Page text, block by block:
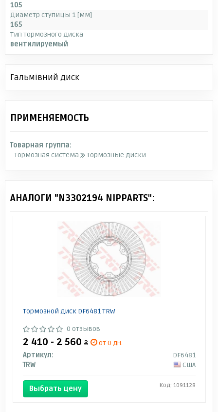
105
Диаметр ступицы 1 [мм]
165
Тип тормозного диска
вентилируемый
Гальмівний диск
ПРИМЕНЯЕМОСТЬ
Товарная группа:
- Тормозная система
Тормозные диски
АНАЛОГИ "N3302194 NIPPARTS":
Тормозной диск DF6481 TRW
0 отзывов
2 410 - 2 560 ₴
от 0 дн.
Артикул:
DF6481
TRW
США
Выбрать цену Код: 1091128